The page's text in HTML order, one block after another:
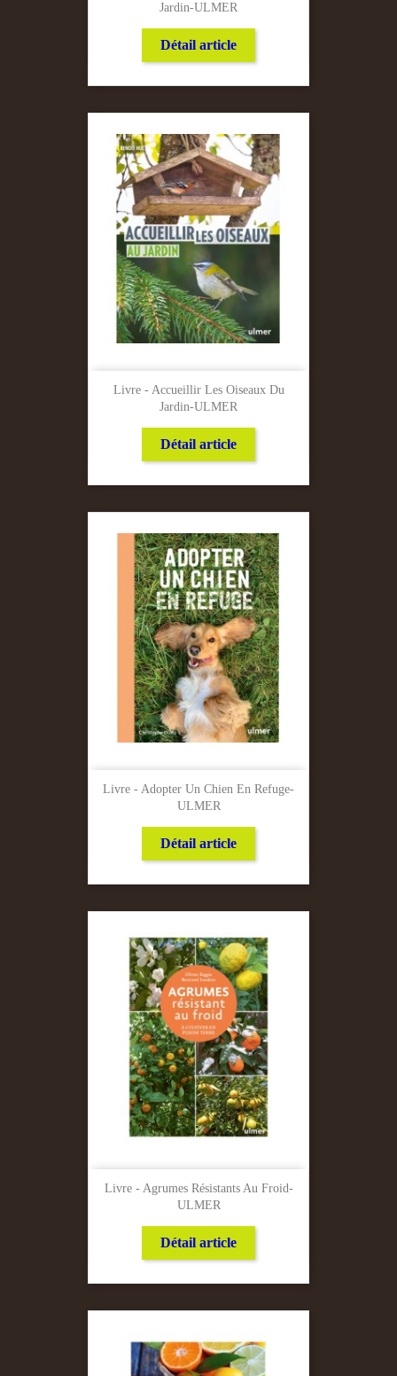
Jardin-ULMER
Détail article
Livre - Accueillir Les Oiseaux Du
Jardin-ULMER
Détail article
Livre - Adopter Un Chien En Refuge-
ULMER
Détail article
Livre - Agrumes Résistants Au Froid-
ULMER
Détail article